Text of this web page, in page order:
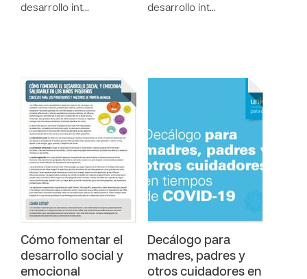
desarrollo int… desarrollo int…
Cómo fomentar el
desarrollo social y
emocional
Decálogo para
madres, padres y
otros cuidadores en